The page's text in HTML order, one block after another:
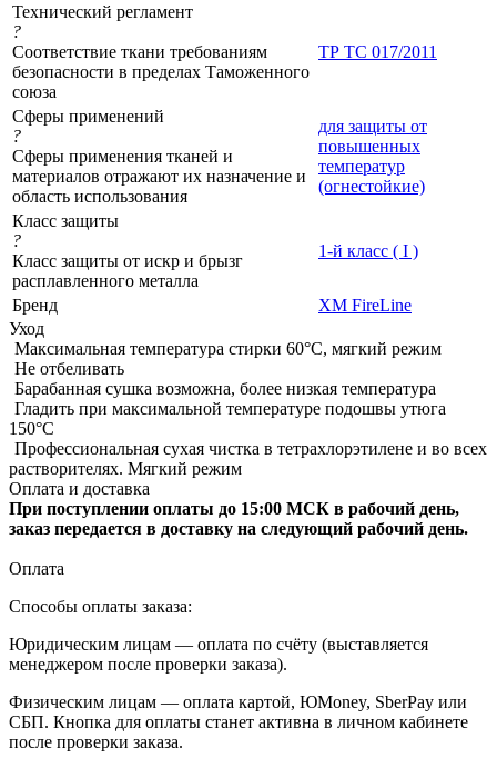
Технический регламент
?
Соответствие ткани требованиям
безопасности в пределах Таможенного
союза
ТР ТС 017/2011
Сферы применений
?
Сферы применения тканей и
материалов отражают их назначение и
область использования
для защиты от
повышенных
температур
(огнестойкие)
Класс защиты
?
Класс защиты от искр и брызг
расплавленного металла
1-й класс ( I )
Бренд
XM FireLine
Уход
Максимальная температура стирки 60°C, мягкий режим
Не отбеливать
Барабанная сушка возможна, более низкая температура
Гладить при максимальной температуре подошвы утюга
150°С
Профессиональная сухая чистка в тетрахлорэтилене и во всех
растворителях. Мягкий режим
Оплата и доставка
При поступлении оплаты до 15:00 МСК в рабочий день,
заказ передается в доставку на следующий рабочий день.
Оплата
Способы оплаты заказа:
Юридическим лицам — оплата по счёту (выставляется
менеджером после проверки заказа).
Физическим лицам — оплата картой, ЮMoney, SberPay или
СБП. Кнопка для оплаты станет активна в личном кабинете
после проверки заказа.